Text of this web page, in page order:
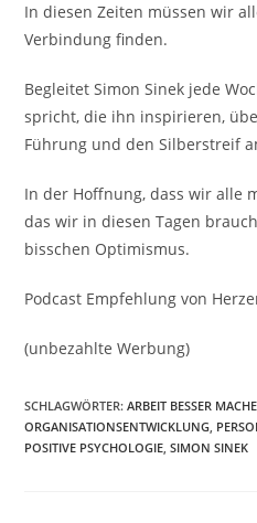
In diesen Zeiten müssen wir
Verbindung finden.
Begleitet Simon Sinek jede
spricht, die ihn inspirieren,
Führung und den Silberstreif
In der Hoffnung, dass wir alle
das wir in diesen Tagen
bisschen Optimismus.
Podcast Empfehlung von
(unbezahlte Werbung)
SCHLAGWÖRTER:ARBEIT BESSER
ORGANISATIONSENTWICKLUNG,
POSITIVE PSYCHOLOGIE, SIMON SINEK